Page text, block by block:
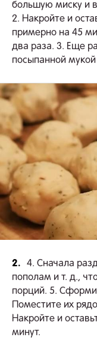
большую миску и
2. Накройте и
примерно на 45
два раза. 3. Еще
посыпанной
2.
4. Сначала
пополам и т. д.,
порций. 5.
Поместите их
Накройте и
минут.